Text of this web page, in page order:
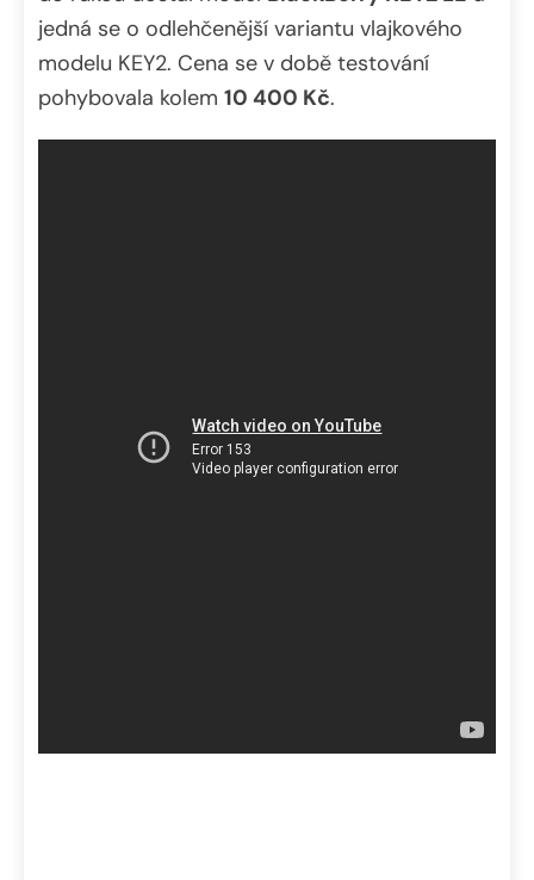
jedná se o odlehčenější variantu vlajkového
modelu KEY2. Cena se v době testování
pohybovala kolem 10 400 Kč.